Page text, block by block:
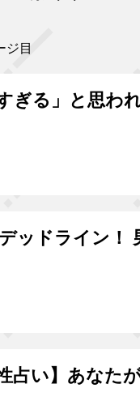
ジ目
ぎる」と思わ
ッドライン！
占い】あなた